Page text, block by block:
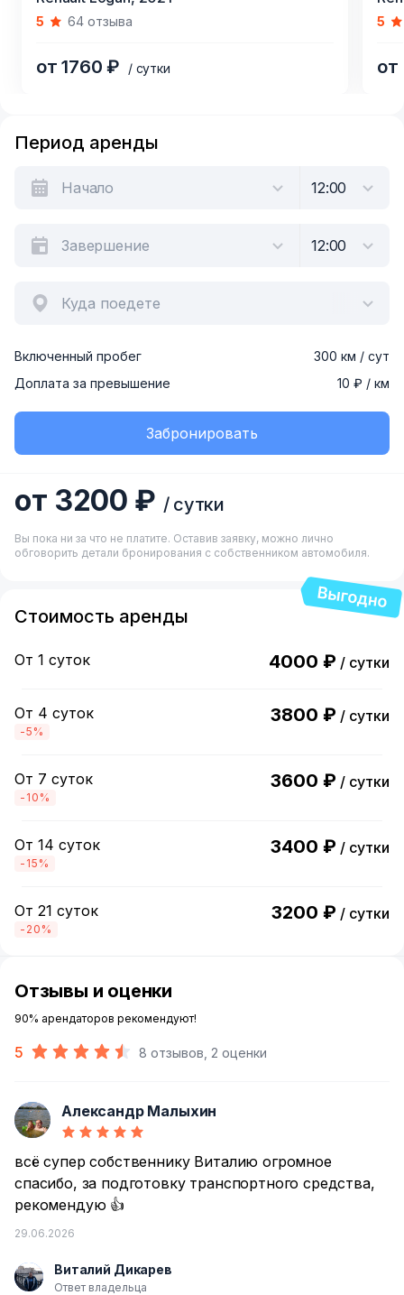
5 64 отзыва
от 1760 ₽ / сутки
5
от
of
Период аренды
Куда поедете
Включенный пробег
300 км / сут
Доплата за превышение
10 ₽ / км
Забронировать
от 3200 ₽ / сутки
Вы пока ни за что не платите. Оставив заявку, можно лично
обговорить детали бронирования с собственником автомобиля.
Стоимость аренды
От 1 суток 4000 ₽ / сутки
От 4 суток
-5%
3800 ₽ / сутки
От 7 суток
-10%
3600 ₽ / сутки
От 14 суток
-15%
3400 ₽ / сутки
От 21 суток
-20%
3200 ₽ / сутки
Отзывы и оценки
90% арендаторов рекомендуют!
5 8 отзывов, 2 оценки
А Александр Малыхин
всё супер собственнику Виталию огромное
спасибо, за подготовку транспортного средства,
рекомендую 👍
29.06.2026
В Виталий Дикарев
Ответ владельца